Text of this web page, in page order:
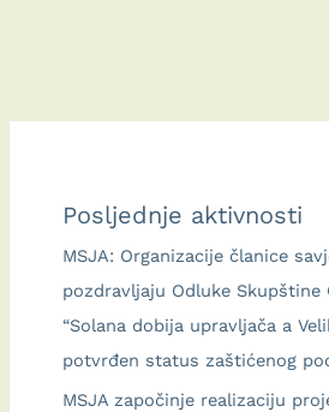
prirodu,
nade
budućnost
Posljednje aktivnosti
MSJA: Organizacije članice
pozdravljaju Odluke Skupštine
“Solana dobija upravljača a
potvrđen status zaštićenog
MSJA započinje realizaciju